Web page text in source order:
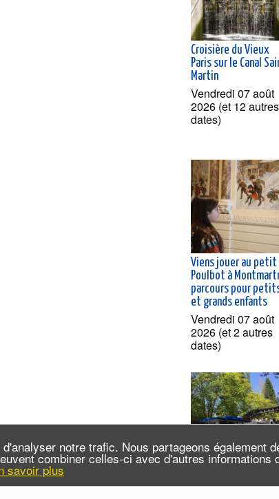
notre trafic. Nous partageons également
combiner celles-ci avec d'autres informations
savoir plus
Croisière du Vieux
Paris sur le Canal
Martin
Vendredi 07 août
2026 (et 12 autres
dates)
Viens jouer au petit
Poulbot à
parcours pour
et grands enfants
Vendredi 07 août
2026 (et 2 autres
dates)
découverte du Canal